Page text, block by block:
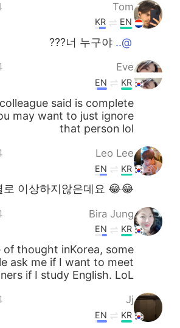
Tom
EN
KR
@..
너 누구야???
Eve
KR
EN
said is complete
may want to just ignore
that person lol
Leo Lee
KR
EN
😂😂 별로 이상하지않은데요..
Bira Jung
KR
EN
of thought inKorea, some
ask me if I want to meet
if I study English. LoL😒😒😒😒
Jj
KR
EN